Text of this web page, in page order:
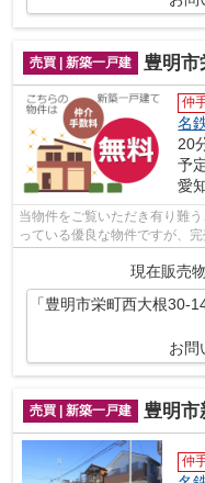
売買 | 新築一戸建 豊明市栄町
仲
名
20
予
愛
当物件をご覧いただき有り難
っている優良な物件ですが、完売いた
根でのマイホーム購入で費用...
現在販売
「豊明市栄町西大根30-
お問
売買 | 新築一戸建 豊明市新田
仲